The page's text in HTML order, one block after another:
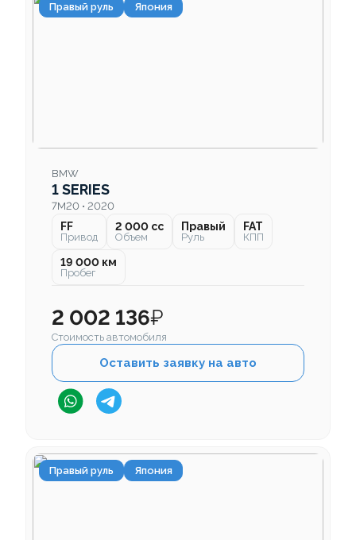
Правый руль Япония
BMW
1 SERIES
7M20 • 2020
FF
Привод
2 000 cc
Объем
Правый
Руль
FAT
КПП
19 000 км
Пробег
2 002 136₽
Стоимость автомобиля
Оставить заявку на авто
Правый руль Япония